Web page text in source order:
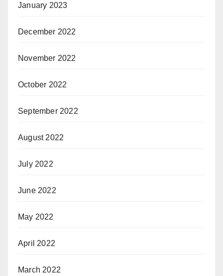
January 2023
December 2022
November 2022
October 2022
September 2022
August 2022
July 2022
June 2022
May 2022
April 2022
March 2022